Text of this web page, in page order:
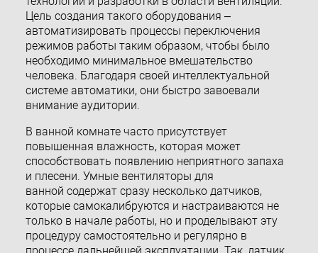
Цель создания такого оборудования –
автоматизировать процессы переключения
режимов работы таким образом, чтобы было
необходимо минимальное вмешательство
человека. Благодаря своей интеллектуальной
системе автоматики, они быстро завоевали
внимание аудитории.
В ванной комнате часто присутствует
повышенная влажность, которая может
способствовать появлению неприятного запаха
и плесени. Умные вентиляторы для
ванной содержат сразу несколько датчиков,
которые самокалибруются и настраиваются не
только в начале работы, но и проделывают эту
процедуру самостоятельно и регулярно в